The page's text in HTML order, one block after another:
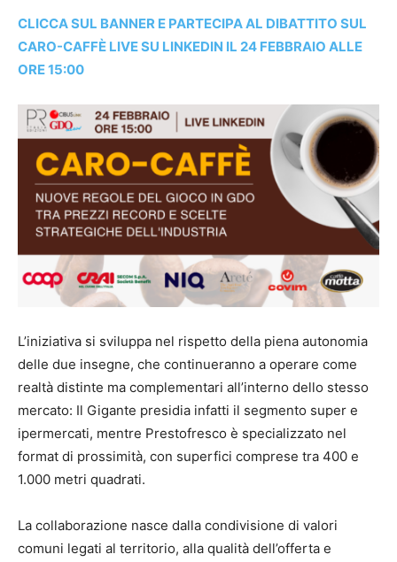
CLICCA SUL BANNER E PARTECIPA AL DIBATTITO SUL
CARO-CAFFÈ LIVE SU LINKEDIN IL 24 FEBBRAIO ALLE
ORE 15:00
L’iniziativa si sviluppa nel rispetto della piena autonomia
delle due insegne, che continueranno a operare come
realtà distinte ma complementari all’interno dello stesso
mercato: Il Gigante presidia infatti il segmento super e
ipermercati, mentre Prestofresco è specializzato nel
format di prossimità, con superfici comprese tra 400 e
1.000 metri quadrati.
La collaborazione nasce dalla condivisione di valori
comuni legati al territorio, alla qualità dell’offerta e